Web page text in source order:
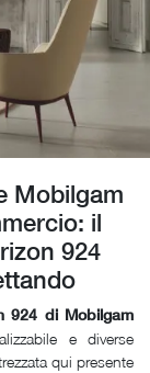
Mobilgam
il
924
924 di Mobilgam
e diverse
qui presente